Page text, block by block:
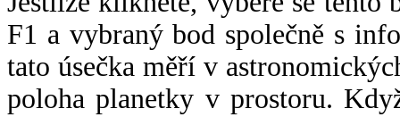
F1 a vybraný bod společně s
tato úsečka měří v
poloha planetky v prostoru.